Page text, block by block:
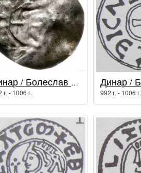
Динар / Болеслав I Храбрый
г. - 1006 г. 992 г. - 1006 г.